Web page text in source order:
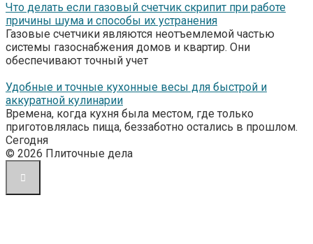
Что делать если газовый счетчик скрипит при работе
причины шума и способы их устранения
Газовые счетчики являются неотъемлемой частью
системы газоснабжения домов и квартир. Они
обеспечивают точный учет
Удобные и точные кухонные весы для быстрой и
аккуратной кулинарии
Времена, когда кухня была местом, где только
приготовлялась пища, беззаботно остались в прошлом.
Сегодня
© 2026 Плиточные дела